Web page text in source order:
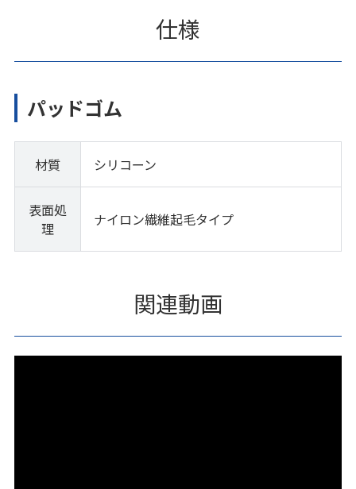
仕様
パッドゴム
材質 シリコーン
表面処
理
ナイロン繊維起毛タイプ
関連動画